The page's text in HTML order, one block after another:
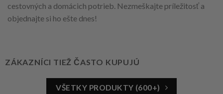
cestovných a domácich potrieb. Nezmeškajte príležitosť a
objednajte si ho ešte dnes!
ZÁKAZNÍCI TIEŽ ČASTO KUPUJÚ
VŠETKY PRODUKTY (600+)